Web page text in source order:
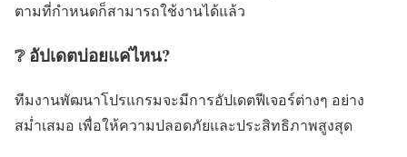
ตามที่กำหนดก็สามารถใช้งานได้แล้ว
❔ อัปเดตบ่อยแค่ไหน?
ทีมงานพัฒนาโปรแกรมจะมีการอัปเดตฟีเจอร์ต่างๆ อย่าง
สม่ำเสมอ เพื่อให้ความปลอดภัยและประสิทธิภาพสูงสุด